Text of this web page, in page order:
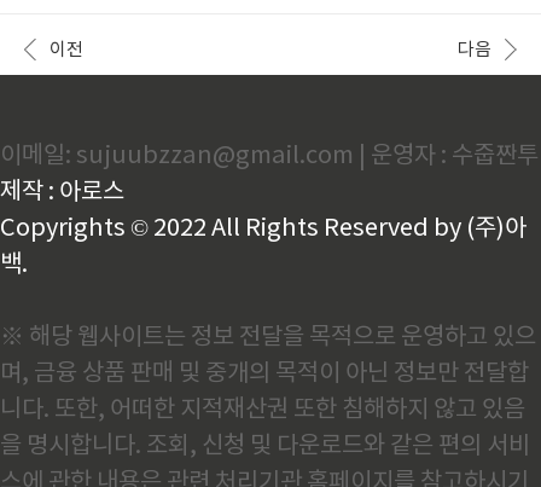
하고 있는 교통카드에 따라 교통마일리지를 지급합니
다. 티..
작으로 5월 1일(월) ~ 5월 7일(일)까지 일주일간 긴 연
휴가 가능합니다. 또한 5/27일(토) 부처님오신날이 대
가정의 달이 되었으면 합니다. 1. 국제어린이마라톤(서
울. 경기/세종/전주/대구/부산) 2023년 어린이날 행사
중에 국제 어린이마라톤(세이브 더칠드런)이 열립니다.
행사..
이전 다음
이메일: sujuubzzan@gmail.com | 운영자 : 수줍짠투
제작 : 아로스
Copyrights © 2022 All Rights Reserved by (주)아
백.
※ 해당 웹사이트는 정보 전달을 목적으로 운영하고 있으
며, 금융 상품 판매 및 중개의 목적이 아닌 정보만 전달합
니다. 또한, 어떠한 지적재산권 또한 침해하지 않고 있음
을 명시합니다. 조회, 신청 및 다운로드와 같은 편의 서비